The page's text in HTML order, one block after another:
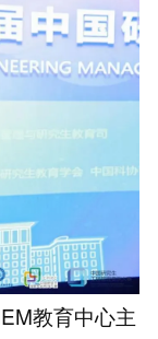
教育中心主